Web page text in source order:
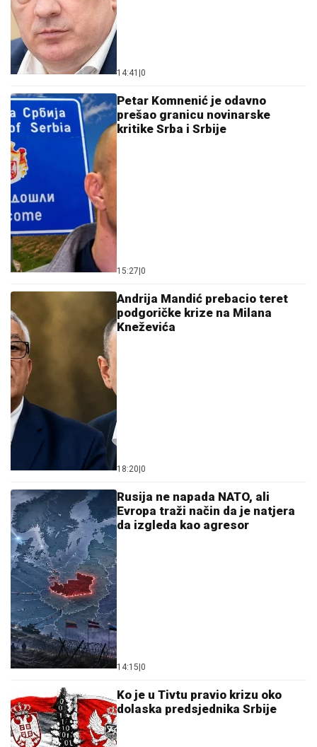
14:41 |0
Petar Komnenić je odavno
prešao granicu novinarske
kritike Srba i Srbije
15:27|0
Andrija Mandić prebacio teret
podgoričke krize na Milana
Kneževića
18:20|0
Rusija ne napada NATO, ali
Evropa traži način da je natjera
da izgleda kao agresor
14:15|0
Ko je u Tivtu pravio krizu oko
dolaska predsjednika Srbije